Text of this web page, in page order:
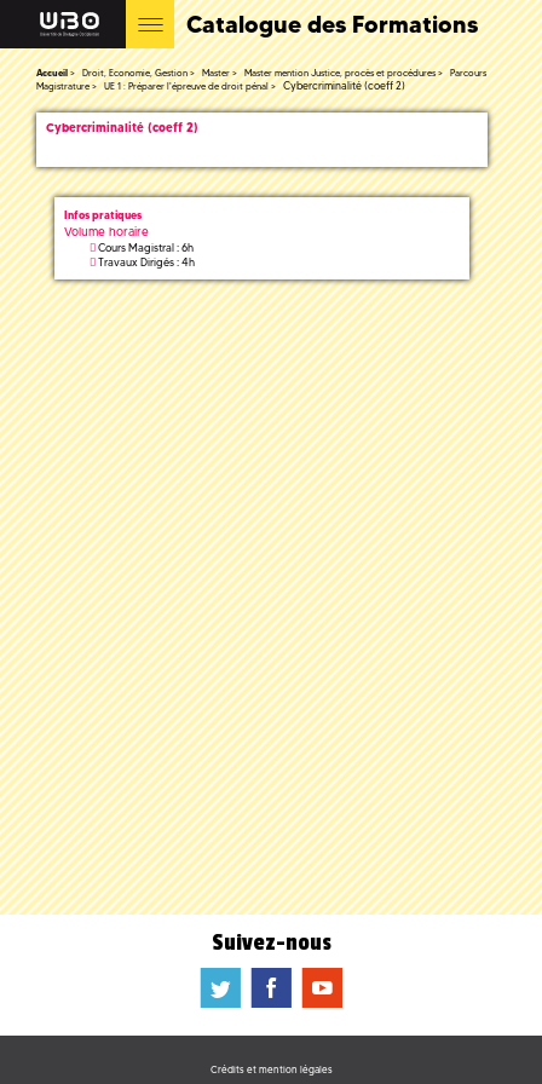
Catalogue des Formations
Accueil Droit, Economie, Gestion Master Master mention Justice, procès et procédures
Parcours
Magistrature
UE 1 : Préparer l'épreuve de droit pénal Cybercriminalité (coeff 2)
Cybercriminalité (coeff 2)
Infos pratiques
Volume horaire
Cours Magistral : 6h
Travaux Dirigés : 4h
Suivez-nous
a b f
Crédits et mention légales